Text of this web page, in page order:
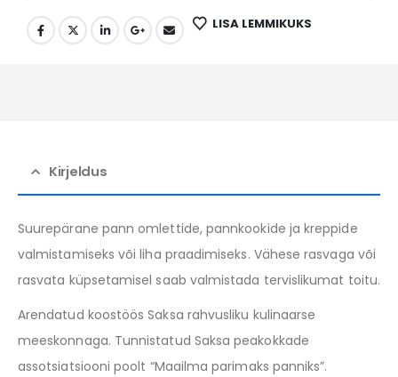
LISA LEMMIKUKS
Kirjeldus
Suurepärane pann omlettide, pannkookide ja kreppide
valmistamiseks või liha praadimiseks. Vähese rasvaga või
rasvata küpsetamisel saab valmistada tervislikumat toitu.
Arendatud koostöös Saksa rahvusliku kulinaarse
meeskonnaga. Tunnistatud Saksa peakokkade
assotsiatsiooni poolt “Maailma parimaks panniks”.